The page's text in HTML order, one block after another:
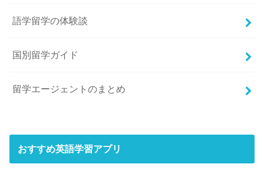
語学留学の体験談
国別留学ガイド
留学エージェントのまとめ
おすすめ英語学習アプリ